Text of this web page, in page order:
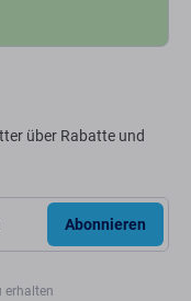
über Rabatte und
Abonnieren
erhalten